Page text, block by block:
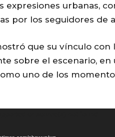
expresiones urbanas,
por los seguidores de
que su vínculo con
sobre el escenario,
uno de los